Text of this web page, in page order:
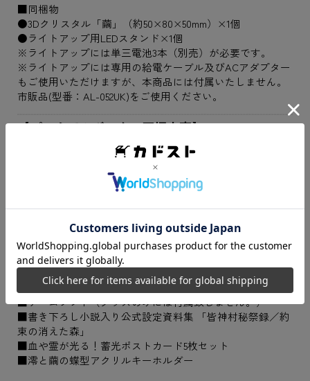
■同梱物
●3Dクリスタル「繭」（約50×80×50mm）×1個
●ライトアップ用LEDスタンド×1個
※ライトアップには単三電池3本（別売）が必要です。
※ライトアップには専用の給電ケーブル及びACアダプター
もご使用いただけますが、本商品には付属いたしません。
市販品(型番：AL-052UK)をご使用ください。
【プレミアムボックス同梱内容】
■ゲームソフト（グッズのみには付属致しません。）
■書き下ろし小説入り公式設定資料集 「皆神村秘祭録／約
束の消えた森」
■血や霊が光る！蓄光ポストカード5枚セット
■澪と繭の蝶型アクリルキーホルダー